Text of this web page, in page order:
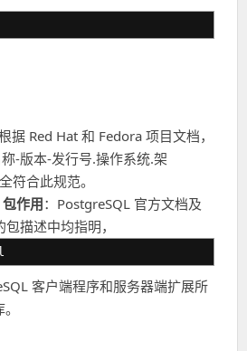
据 Red Hat 和 Fedora 项目文档，
-版本-发行号.操作系统.架
符合此规范。
作用：PostgreSQL 官方文档及
描述中均指明，
客户端程序和服务器端扩展所